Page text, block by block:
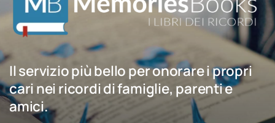
Il servizio più bello per onorare i propri
cari nei ricordi di famiglie, parenti e
amici.